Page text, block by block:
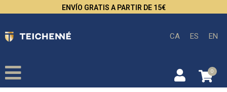
ENVÍO GRATIS A PARTIR DE 15€
CA ES EN
0